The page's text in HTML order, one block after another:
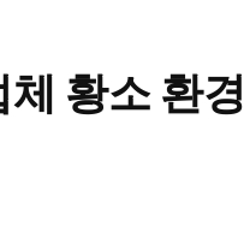
황소 환경